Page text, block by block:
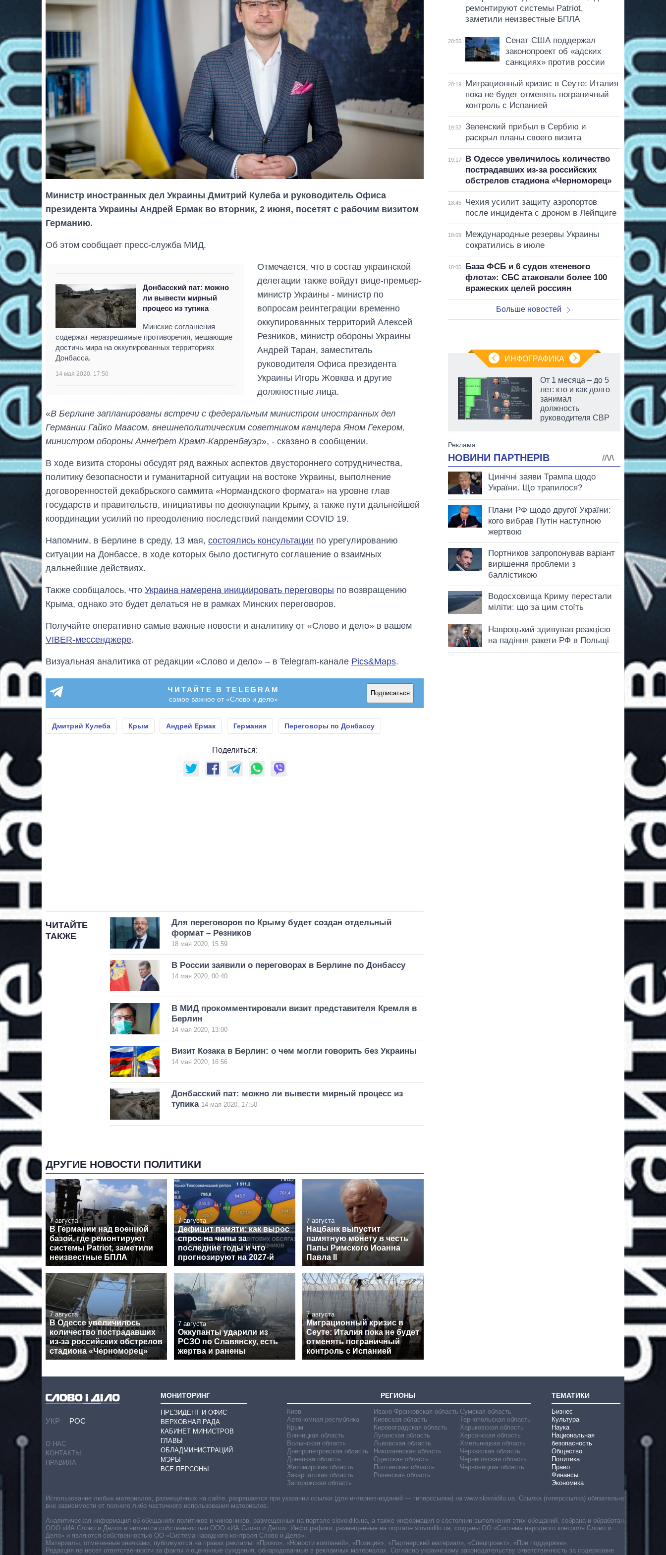
Министр иностранных дел Украины Дмитрий Кулеба и руководитель Офиса
президента Украины Андрей Ермак во вторник, 2 июня, посетят с рабочим визитом
Германию.
Об этом сообщает пресс-служба МИД.
Донбасский пат: можно
ли вывести мирный
процесс из тупика
Минские соглашения
содержат неразрешимые противоречия, мешающие
достичь мира на оккупированных территориях
Донбасса.
14 мая 2020, 17:50
Отмечается, что в состав украинской
делегации также войдут вице-премьер-
министр Украины - министр по
вопросам реинтеграции временно
оккупированных территорий Алексей
Резников, министр обороны Украины
Андрей Таран, заместитель
руководителя Офиса президента
Украины Игорь Жовква и другие
должностные лица.
«В Берлине запланированы встречи с федеральным министром иностранных дел
Германии Гайко Маасом, внешнеполитическим советником канцлера Яном Гекером,
министром обороны Аннеґрет Крамп-Карренбауэр», - сказано в сообщении.
В ходе визита стороны обсудят ряд важных аспектов двустороннего сотрудничества,
политику безопасности и гуманитарной ситуации на востоке Украины, выполнение
договоренностей декабрьского саммита «Нормандского формата» на уровне глав
государств и правительств, инициативы по деоккупации Крыму, а также пути дальнейшей
координации усилий по преодолению последствий пандемии COVID 19.
Напомним, в Берлине в среду, 13 мая, состоялись консультации по урегулированию
ситуации на Донбассе, в ходе которых было достигнуто соглашение о взаимных
дальнейшие действиях.
Также сообщалось, что Украина намерена инициировать переговоры по возвращению
Крыма, однако это будет делаться не в рамках Минских переговоров.
Получайте оперативно самые важные новости и аналитику от «Слово и дело» в вашем
VIBER-мессенджере.
Визуальная аналитика от редакции «Слово и дело» – в Telegram-канале Pics&Maps.
ЧИТАЙТЕ В TELEGRAM
самое важное от «Слово и дело»
Подписаться
Дмитрий Кулеба Крым Андрей Ермак Германия Переговоры по Донбассу
Поделиться:
ЧИТАЙТЕ
ТАКЖЕ
Для переговоров по Крыму будет создан отдельный
формат – Резников
18 мая 2020, 15:59
В России заявили о переговорах в Берлине по Донбассу
14 мая 2020, 00:40
В МИД прокомментировали визит представителя Кремля в
Берлин
14 мая 2020, 13:00
Визит Козака в Берлин: о чем могли говорить без Украины
14 мая 2020, 16:56
Донбасский пат: можно ли вывести мирный процесс из
тупика 14 мая 2020, 17:50
ДРУГИЕ НОВОСТИ ПОЛИТИКИ
7 августа
В Германии над военной
базой, где ремонтируют
системы Patriot, заметили
неизвестные БПЛА
7 августа
Дефицит памяти: как вырос
спрос на чипы за
последние годы и что
прогнозируют на 2027-й
7 августа
Нацбанк выпустит
памятную монету в честь
Папы Римского Иоанна
Павла II
7 августа
В Одессе увеличилось
количество пострадавших
из-за российских обстрелов
стадиона «Черноморец»
7 августа
Оккупанты ударили из
РСЗО по Славянску, есть
жертва и ранены
7 августа
Миграционный кризис в
Сеуте: Италия пока не будет
отменять пограничный
контроль с Испанией
ремонтируют системы Patriot,
заметили неизвестные БПЛА
20:55
Сенат США поддержал
законопроект об «адских
санкциях» против россии
20:19
Миграционный кризис в Сеуте: Италия
пока не будет отменять пограничный
контроль с Испанией
19:52
Зеленский прибыл в Сербию и
раскрыл планы своего визита
19:17
В Одессе увеличилось количество
пострадавших из-за российских
обстрелов стадиона «Черноморец»
18:45
Чехия усилит защиту аэропортов
после инцидента с дроном в Лейпциге
18:09
Международные резервы Украины
сократились в июле
18:05
База ФСБ и 6 судов «теневого
флота»: СБС атаковали более 100
вражеских целей россиян
Больше новостей
ИНФОГРАФИКА
Как за 10 лет
поступающих в
бакалавриат,
магистратуру и
От 1 месяца – до 5
лет: кто и как долго
занимал
должность
руководителя СВР
УКР РОС
О НАС
КОНТАКТЫ
ПРАВИЛА
МОНИТОРИНГ
ПРЕЗИДЕНТ И ОФИС
ВЕРХОВНАЯ РАДА
КАБИНЕТ МИНИСТРОВ
ГЛАВЫ
ОБЛАДМИНИСТРАЦИЙ
МЭРЫ
ВСЕ ПЕРСОНЫ
РЕГИОНЫ
Киев
Автономная республика
Крым
Винницкая область
Волынская область
Днепропетровская область
Донецкая область
Житомирская область
Закарпатская область
Запорожская область
Ивано-Франковская область
Киевская область
Кировоградская область
Луганская область
Львовская область
Николаевская область
Одесская область
Полтавская область
Ровенская область
Сумская область
Тернопольская область
Харьковская область
Херсонская область
Хмельницкая область
Черкасская область
Черниговская область
Черновицкая область
ТЕМАТИКИ
Бизнес
Культура
Наука
Национальная
безопасность
Общество
Политика
Право
Финансы
Экономика
Использование любых материалов, размещённых на сайте, разрешается при указании ссылки (для интернет-изданий — гиперссылки) на www.slovoidilo.ua. Ссылка (гиперссылка) обязательна
вне зависимости от полного либо частичного использования материалов.
Аналитическая информация об обещаниях политиков и чиновников, размещенных на портале slovoidilo.ua, а также информация о состоянии выполнения этих обещаний, собрана и обработана
ООО «ИА Слово и Дело» и является собственностью ООО «ИА Слово и Дело». Инфографики, размещенные на портале slovoidilo.ua, созданы ОО «Система народного контроля Слово и
Дело» и являются собственностью ОО «Система народного контроля Слово и Дело».
Материалы, отмеченные значками, публикуются на правах рекламы: «Промо», «Новости компаний», «Позиция», «Партнерский материал», «Спецпроект», «При поддержке».
Редакция не несет ответственности за факты и оценочные суждения, обнародованные в рекламных материалах. Согласно украинскому законодательству ответственность за содержание